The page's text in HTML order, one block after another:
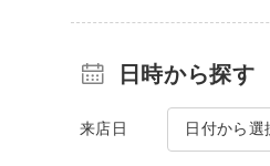
日時から探す
来店日 日付から選